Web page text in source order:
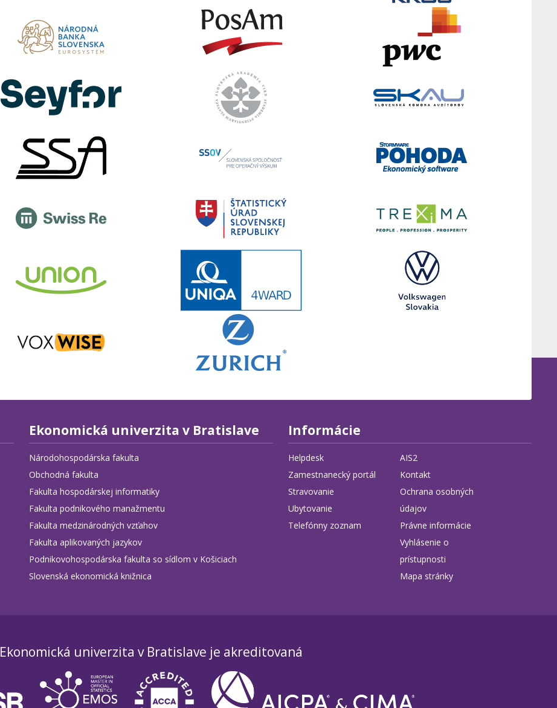
Ekonomická univerzita v Bratislave
Národohospodárska fakulta
Obchodná fakulta
Fakulta hospodárskej informatiky
Fakulta podnikového manažmentu
Fakulta medzinárodných vzťahov
Fakulta aplikovaných jazykov
Podnikovohospodárska fakulta so sídlom v Košiciach
Slovenská ekonomická knižnica
Informácie
Helpdesk
Zamestnanecký portál
Stravovanie
Ubytovanie
Telefónny zoznam
AIS2
Kontakt
Ochrana osobných
údajov
Právne informácie
Vyhlásenie o
prístupnosti
Mapa stránky
Ekonomická univerzita v Bratislave je akreditovaná